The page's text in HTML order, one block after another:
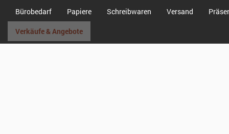
Bürobedarf Papiere Schreibwaren Versand
Verkäufe & Angebote